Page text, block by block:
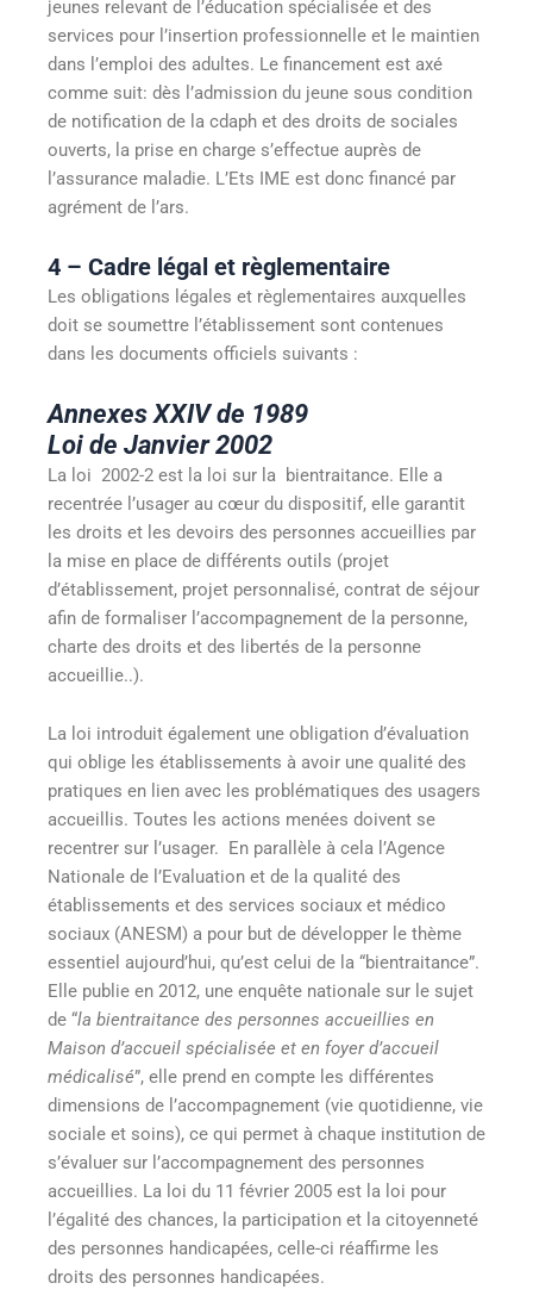
jeunes relevant de l’éducation spécialisée et des
services pour l’insertion professionnelle et le maintien
dans l’emploi des adultes. Le financement est axé
comme suit: dès l’admission du jeune sous condition
de notification de la cdaph et des droits de sociales
ouverts, la prise en charge s’effectue auprès de
l’assurance maladie. L’Ets IME est donc financé par
agrément de l’ars.
4 – Cadre légal et règlementaire
Les obligations légales et règlementaires auxquelles
doit se soumettre l’établissement sont contenues
dans les documents officiels suivants :
Annexes XXIV de 1989
Loi de Janvier 2002
La loi 2002-2 est la loi sur la bientraitance. Elle a
recentrée l’usager au cœur du dispositif, elle garantit
les droits et les devoirs des personnes accueillies par
la mise en place de différents outils (projet
d’établissement, projet personnalisé, contrat de séjour
afin de formaliser l’accompagnement de la personne,
charte des droits et des libertés de la personne
accueillie..).
La loi introduit également une obligation d’évaluation
qui oblige les établissements à avoir une qualité des
pratiques en lien avec les problématiques des usagers
accueillis. Toutes les actions menées doivent se
recentrer sur l’usager. En parallèle à cela l’Agence
Nationale de l’Evaluation et de la qualité des
établissements et des services sociaux et médico
sociaux (ANESM) a pour but de développer le thème
essentiel aujourd’hui, qu’est celui de la “bientraitance”.
Elle publie en 2012, une enquête nationale sur le sujet
de “la bientraitance des personnes accueillies en
Maison d’accueil spécialisée et en foyer d’accueil
médicalisé”, elle prend en compte les différentes
dimensions de l’accompagnement (vie quotidienne, vie
sociale et soins), ce qui permet à chaque institution de
s’évaluer sur l’accompagnement des personnes
accueillies. La loi du 11 février 2005 est la loi pour
l’égalité des chances, la participation et la citoyenneté
des personnes handicapées, celle-ci réaffirme les
droits des personnes handicapées.